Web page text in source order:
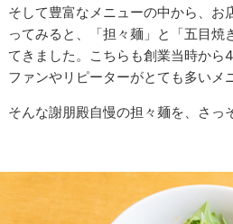
そして豊富なメニューの中から、お
ってみると、「担々麺」と「五目焼
てきました。こちらも創業当時から
ファンやリピーターがとても多いメ
そんな謝朋殿自慢の担々麺を、さっ